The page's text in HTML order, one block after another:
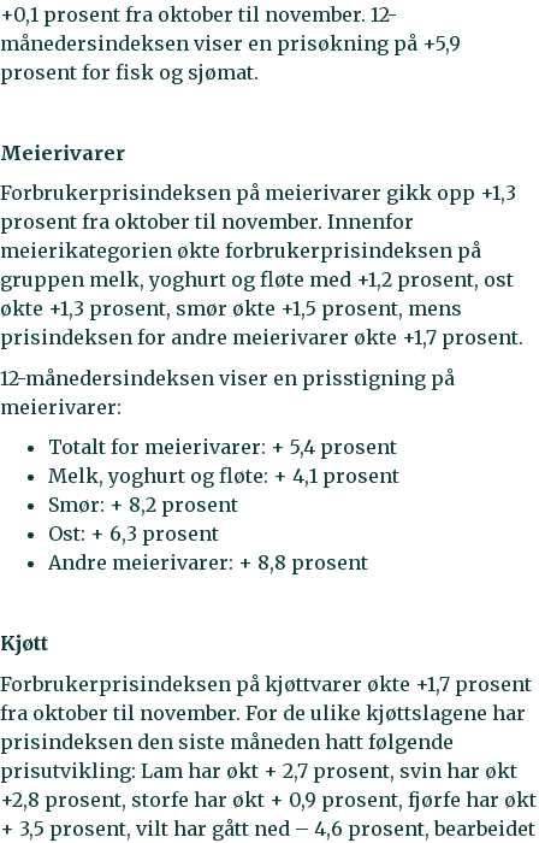
+0,1 prosent fra oktober til november. 12-
månedersindeksen viser en prisøkning på +5,9
prosent for fisk og sjømat.
Meierivarer
Forbrukerprisindeksen på meierivarer gikk opp +1,3
prosent fra oktober til november. Innenfor
meierikategorien økte forbrukerprisindeksen på
gruppen melk, yoghurt og fløte med +1,2 prosent, ost
økte +1,3 prosent, smør økte +1,5 prosent, mens
prisindeksen for andre meierivarer økte +1,7 prosent.
12-månedersindeksen viser en prisstigning på
meierivarer:
Totalt for meierivarer: + 5,4 prosent
Melk, yoghurt og fløte: + 4,1 prosent
Smør: + 8,2 prosent
Ost: + 6,3 prosent
Andre meierivarer: + 8,8 prosent
Kjøtt
Forbrukerprisindeksen på kjøttvarer økte +1,7 prosent
fra oktober til november. For de ulike kjøttslagene har
prisindeksen den siste måneden hatt følgende
prisutvikling: Lam har økt + 2,7 prosent, svin har økt
+2,8 prosent, storfe har økt + 0,9 prosent, fjørfe har økt
+ 3,5 prosent, vilt har gått ned – 4,6 prosent, bearbeidet